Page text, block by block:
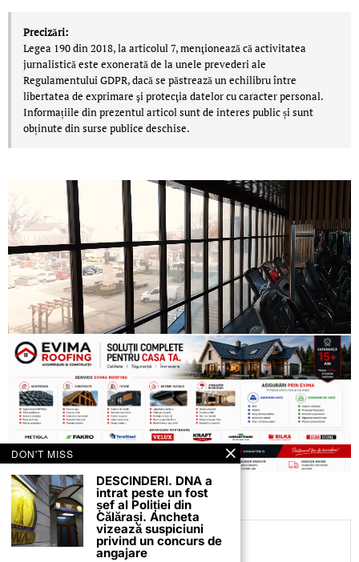
Precizări:
Legea 190 din 2018, la articolul 7, menţionează că activitatea
jurnalistică este exonerată de la unele prevederi ale
Regulamentului GDPR, dacă se păstrează un echilibru între
libertatea de exprimare şi protecţia datelor cu caracter personal.
Informațiile din prezentul articol sunt de interes public și sunt
obținute din surse publice deschise.
C.C
DON'T MISS
DESCINDERI. DNA a
intrat peste un fost
șef al Poliției din
Călărași. Ancheta
vizează suspiciuni
privind un concurs de
angajare